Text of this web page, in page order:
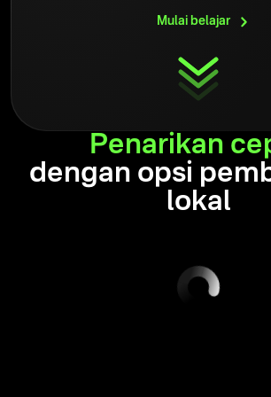
Mulai belajar
Penarikan
dengan opsi
lokal